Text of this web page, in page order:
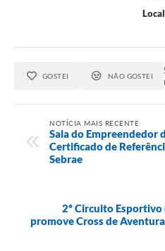
GOSTEI NÃO GOSTEI
NOTÍCIA MAIS RECENTE
Sala do Empreendedor
Certificado de
Sebrae
2º Circuito
promove Cross de